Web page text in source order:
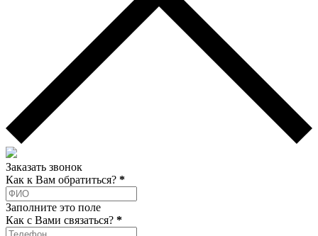
Заказать звонок
Как к Вам обратиться? *
Заполните это поле
Как c Вами связаться? *